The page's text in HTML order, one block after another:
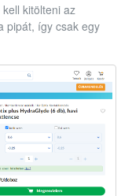
kitölteni az
pipát, így csak egy